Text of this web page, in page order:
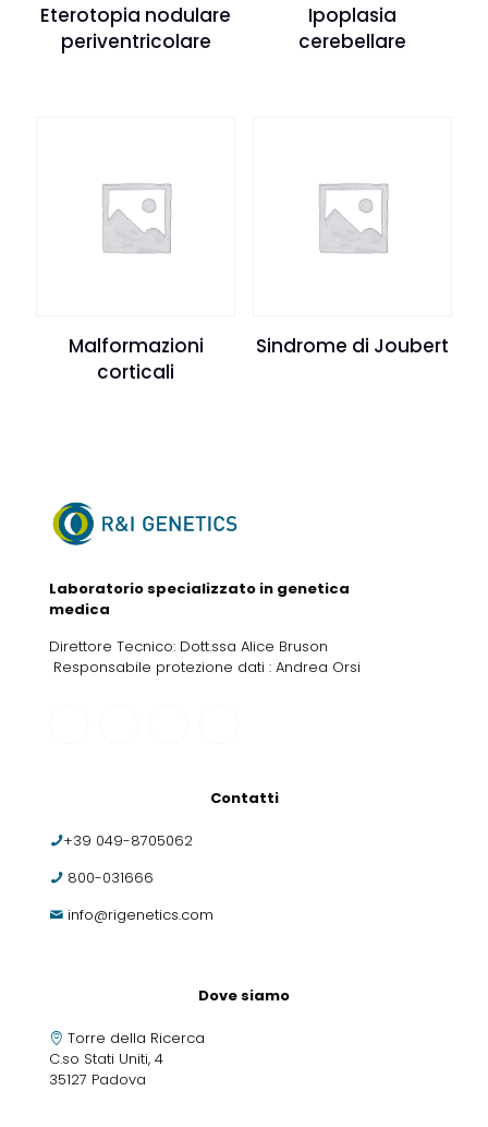
Eterotopia nodulare
periventricolare
Ipoplasia
cerebellare
Malformazioni
corticali
Sindrome di Joubert
Laboratorio specializzato in genetica
medica
Direttore Tecnico: Dott.ssa Alice Bruson
Responsabile protezione dati : Andrea Orsi
Contatti
+39 049-8705062
800-031666
info@rigenetics.com
Dove siamo
Torre della Ricerca
C.so Stati Uniti, 4
35127 Padova